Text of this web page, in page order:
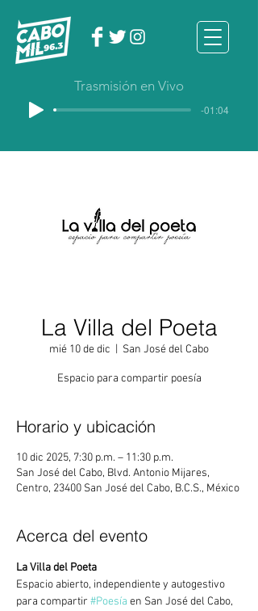
Trasmisión en Vivo
-01:04
La Villa del Poeta
mié 10 de dic San José del Cabo
Espacio para compartir poesía
Horario y ubicación
10 dic 2025, 7:30 p.m. – 11:30 p.m.
San José del Cabo, Blvd. Antonio Mijares,
Centro, 23400 San José del Cabo, B.C.S., México
Acerca del evento
La Villa del Poeta
Espacio abierto, independiente y autogestivo
para compartir #Poesía en San José del Cabo,